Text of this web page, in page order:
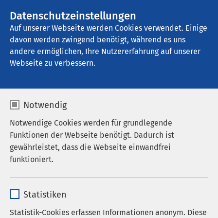
Datenschutzeinstellungen
Auf unserer Webseite werden Cookies verwendet. Einige
davon werden zwingend benötigt, während es uns
andere ermöglichen, Ihre Nutzererfahrung auf unserer
Webseite zu verbessern.
Notwendig
Notwendige Cookies werden für grundlegende
Funktionen der Webseite benötigt. Dadurch ist
gewährleistet, dass die Webseite einwandfrei
funktioniert.
Anbieter sgalinski
Statistiken
Statistik-Cookies erfassen Informationen anonym. Diese
AMEOS Reha Klinikum Lübeck -
Abhängigkeitserkrankungen
Auf einen Blick
Gemeinsam Wege finden
Die Entwöhnungsbehandlung im AMEOS Reha
Klinikum Lübeck erfolgt auf der Grundlage der
Erkenntnisse und Erfahrungen der modernen
Verhaltensmedizin. Wir möchten unseren